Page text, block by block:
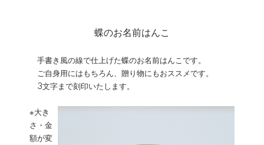
蝶のお名前はんこ
手書き風の線で仕上げた蝶のお名前はんこです。
ご自身用にはもちろん、贈り物にもおススメです。
3文字まで刻印いたします。
※大き
さ・金
額が変